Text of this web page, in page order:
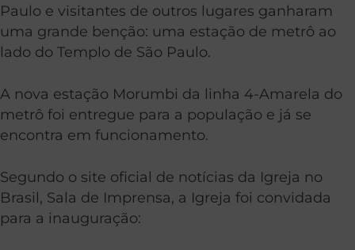
Paulo e visitantes de outros lugares ganharam
uma grande benção: uma estação de metrô ao
lado do Templo de São Paulo.
A nova estação Morumbi da linha 4-Amarela do
metrô foi entregue para a população e já se
encontra em funcionamento.
Segundo o site oficial de notícias da Igreja no
Brasil, Sala de Imprensa, a Igreja foi convidada
para a inauguração: